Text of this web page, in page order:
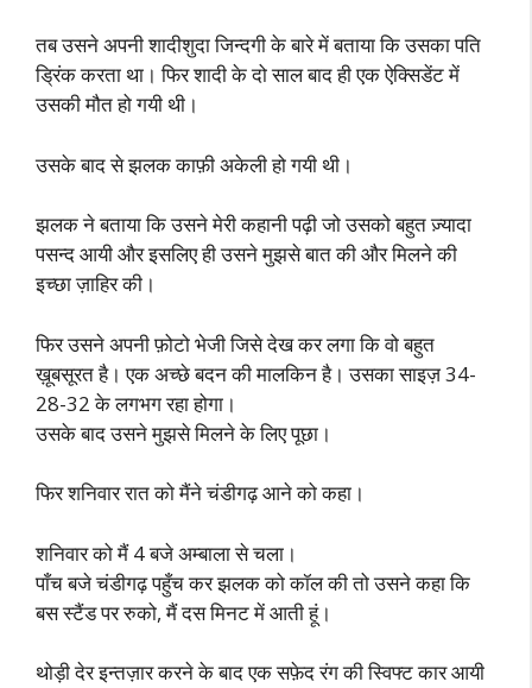
तब उसने अपनी शादीशुदा जिन्दगी के बारे में बताया कि उसका पति
ड्रिंक करता था। फिर शादी के दो साल बाद ही एक ऐक्सिडेंट में
उसकी मौत हो गयी थी।
उसके बाद से झलक काफ़ी अकेली हो गयी थी।
झलक ने बताया कि उसने मेरी कहानी पढ़ी जो उसको बहुत ज़्यादा
पसन्द आयी और इसलिए ही उसने मुझसे बात की और मिलने की
इच्छा ज़ाहिर की।
फिर उसने अपनी फ़ोटो भेजी जिसे देख कर लगा कि वो बहुत
ख़ूबसूरत है। एक अच्छे बदन की मालकिन है। उसका साइज़ 34-
28-32 के लगभग रहा होगा।
उसके बाद उसने मुझसे मिलने के लिए पूछा।
फिर शनिवार रात को मैंने चंडीगढ़ आने को कहा।
शनिवार को मैं 4 बजे अम्बाला से चला।
पाँच बजे चंडीगढ़ पहुँच कर झलक को कॉल की तो उसने कहा कि
बस स्टैंड पर रुको, मैं दस मिनट में आती हूं।
थोड़ी देर इन्तज़ार करने के बाद एक सफ़ेद रंग की स्विफ्ट कार आयी